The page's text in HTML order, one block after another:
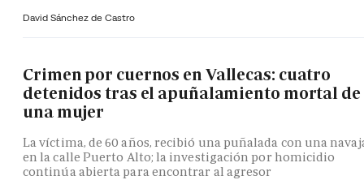
David Sánchez de Castro
Crimen por cuernos en Vallecas: cuatro
detenidos tras el apuñalamiento mortal de
una mujer
La víctima, de 60 años, recibió una puñalada con una
en la calle Puerto Alto; la investigación por homicidio
continúa abierta para encontrar al agresor